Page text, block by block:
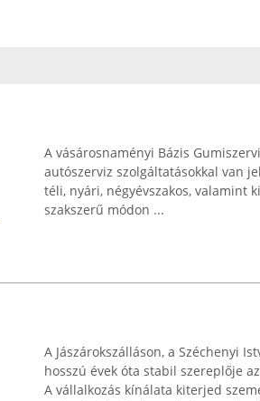
A vásárosnaményi Bázis
autószerviz szolgáltatásokkal van
téli, nyári, négyévszakos, valamint
szakszerű módon ...
A Jászárokszálláson, a Széchenyi
hosszú évek óta stabil szereplője
A vállalkozás kínálata kiterjed